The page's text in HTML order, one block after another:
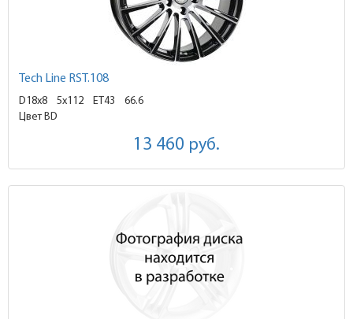
Tech Line RST.108
D18x8 5x112 ET43
66.6
Цвет BD
13 460 руб.